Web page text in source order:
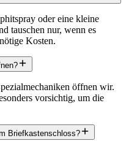
oder eine kleine
tauschen nur, wenn es
Kosten.
öffnen wir.
vorsichtig, um die
Briefkastenschloss?